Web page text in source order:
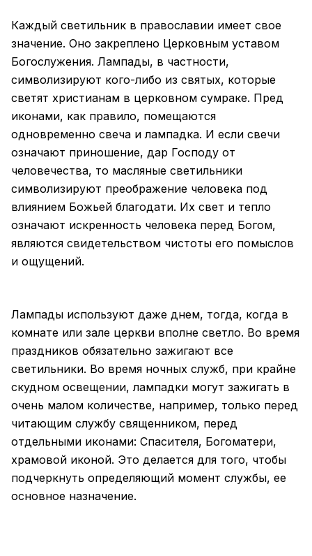
Каждый светильник в православии имеет свое
значение. Оно закреплено Церковным уставом
Богослужения. Лампады, в частности,
символизируют кого-либо из святых, которые
светят христианам в церковном сумраке. Пред
иконами, как правило, помещаются
одновременно свеча и лампадка. И если свечи
означают приношение, дар Господу от
человечества, то масляные светильники
символизируют преображение человека под
влиянием Божьей благодати. Их свет и тепло
означают искренность человека перед Богом,
являются свидетельством чистоты его помыслов
и ощущений.
Лампады используют даже днем, тогда, когда в
комнате или зале церкви вполне светло. Во время
праздников обязательно зажигают все
светильники. Во время ночных служб, при крайне
скудном освещении, лампадки могут зажигать в
очень малом количестве, например, только перед
читающим службу священником, перед
отдельными иконами: Спасителя, Богоматери,
храмовой иконой. Это делается для того, чтобы
подчеркнуть определяющий момент службы, ее
основное назначение.